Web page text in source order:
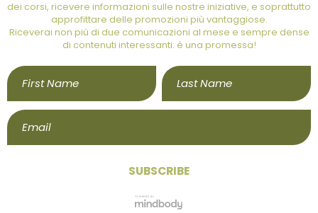
dei corsi, ricevere informazioni sulle nostre iniziative, e soprattutto
approfittare delle promozioni più vantaggiose.
Riceverai non più di due comunicazioni al mese e sempre dense
di contenuti interessanti: è una promessa!